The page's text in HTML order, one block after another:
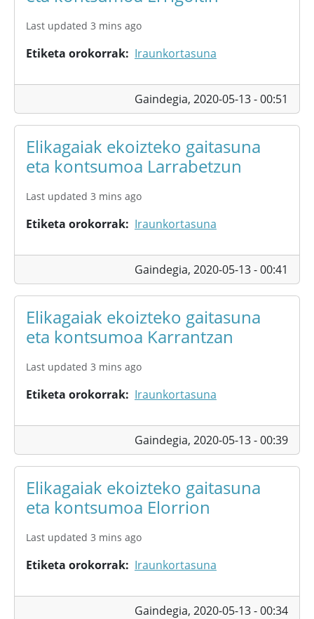
Last updated 3 mins ago
Etiketa orokorrak Iraunkortasuna
Gaindegia, 2020-05-13 - 00:51
Elikagaiak ekoizteko gaitasuna
eta kontsumoa Larrabetzun
Last updated 3 mins ago
Etiketa orokorrak Iraunkortasuna
Gaindegia, 2020-05-13 - 00:41
Elikagaiak ekoizteko gaitasuna
eta kontsumoa Karrantzan
Last updated 3 mins ago
Etiketa orokorrak Iraunkortasuna
Gaindegia, 2020-05-13 - 00:39
Elikagaiak ekoizteko gaitasuna
eta kontsumoa Elorrion
Last updated 3 mins ago
Etiketa orokorrak Iraunkortasuna
Gaindegia, 2020-05-13 - 00:34